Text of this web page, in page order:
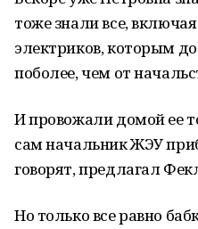
тоже знали все,
электриков, которым
поболее, чем от
И провожали домой ее
сам начальник ЖЭУ
говорят, предлагал
Но только все равно